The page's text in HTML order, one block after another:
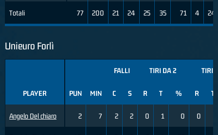
Totali 77 200 21 24 25 35 71 4 24
Unieuro Forlì
PLAYER
Angelo Del chiaro
FALLI TIRI DA 2 TIRI
PUN MIN C S R T % R T
2 7 2 2 0 1 0 0